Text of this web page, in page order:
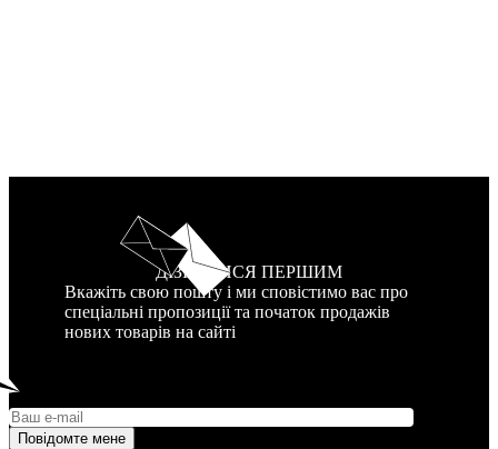
ДІЗНАТИСЯ ПЕРШИМ
Вкажіть свою пошту і ми сповістимо вас про
спеціальні пропозиції та початок продажів
нових товарів на сайті
Повідомте мене